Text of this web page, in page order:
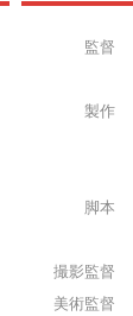
監督
製作
脚本
撮影監督
美術監督